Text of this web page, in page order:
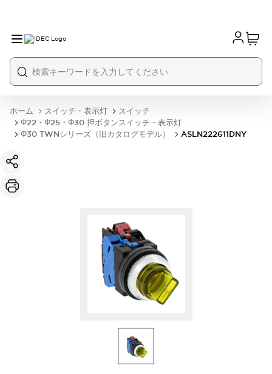
ホーム スイッチ・表示灯
スイッチ
Φ22・Φ25・Φ30 押ボタンスイッチ・表示灯
Φ30 TWNシリーズ（旧カタログモデル）
ASLN222611DNY